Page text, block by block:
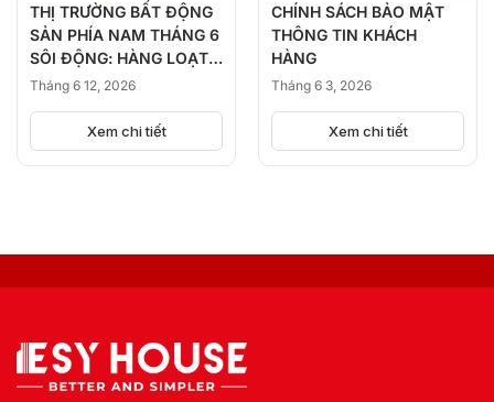
THỊ TRƯỜNG BẤT ĐỘNG
SẢN PHÍA NAM THÁNG 6
SÔI ĐỘNG: HÀNG LOẠT
DỰ ÁN ĐỒNG LOẠT
NGUỒN CUNG
Tháng 6 12, 2026
Xem chi tiết
CHÍNH SÁCH BẢO MẬT
THÔNG TIN KHÁCH
HÀNG
Tháng 6 3, 2026
Xem chi tiết